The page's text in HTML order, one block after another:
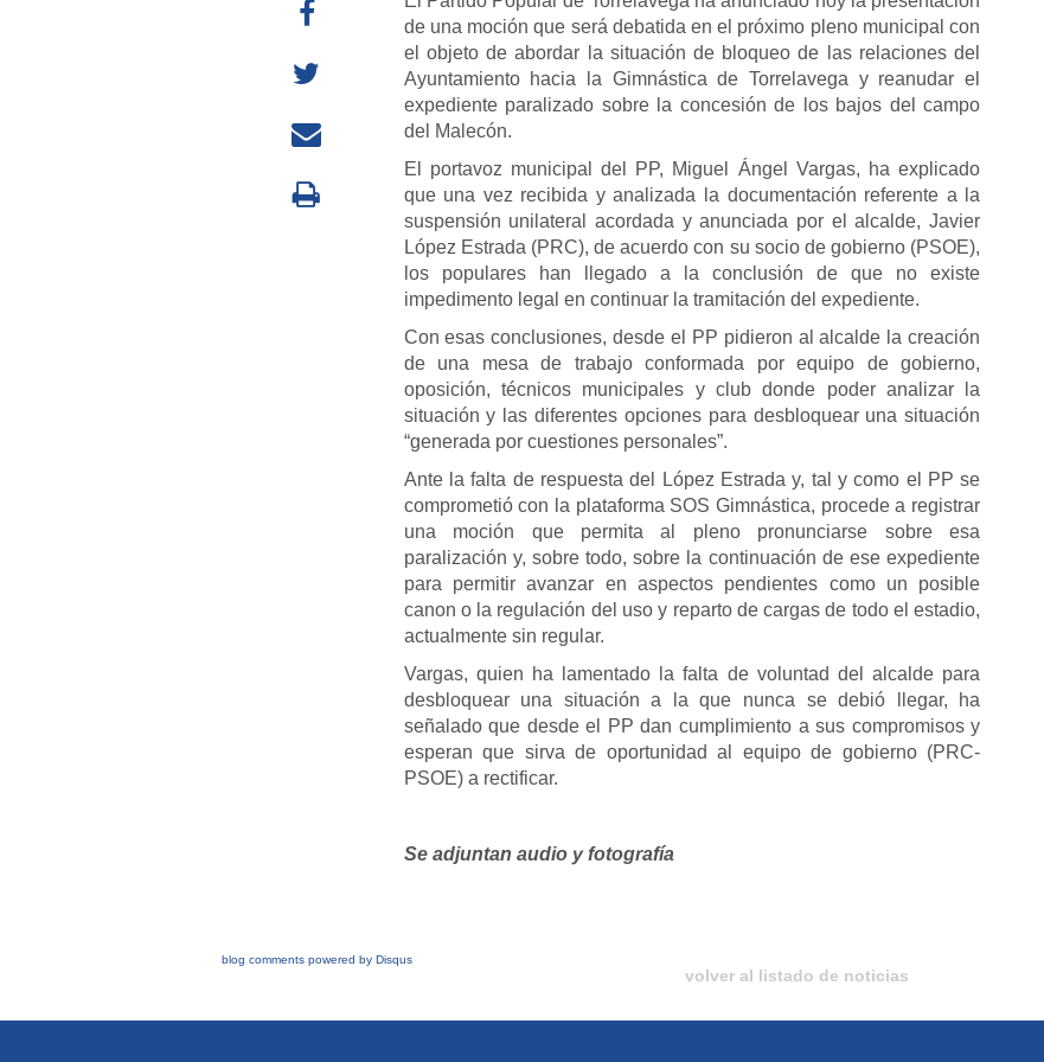
de una moción que será debatida en el próximo pleno municipal con
el objeto de abordar la situación de bloqueo de las relaciones del
Ayuntamiento hacia la Gimnástica de Torrelavega y reanudar el
expediente paralizado sobre la concesión de los bajos del campo
del Malecón.
El portavoz municipal del PP, Miguel Ángel Vargas, ha explicado
que una vez recibida y analizada la documentación referente a la
suspensión unilateral acordada y anunciada por el alcalde, Javier
López Estrada (PRC), de acuerdo con su socio de gobierno (PSOE),
los populares han llegado a la conclusión de que no existe
impedimento legal en continuar la tramitación del expediente.
Con esas conclusiones, desde el PP pidieron al alcalde la creación
de una mesa de trabajo conformada por equipo de gobierno,
oposición, técnicos municipales y club donde poder analizar la
situación y las diferentes opciones para desbloquear una situación
“generada por cuestiones personales”.
Ante la falta de respuesta del López Estrada y, tal y como el PP se
comprometió con la plataforma SOS Gimnástica, procede a registrar
una moción que permita al pleno pronunciarse sobre esa
paralización y, sobre todo, sobre la continuación de ese expediente
para permitir avanzar en aspectos pendientes como un posible
canon o la regulación del uso y reparto de cargas de todo el estadio,
actualmente sin regular.
Vargas, quien ha lamentado la falta de voluntad del alcalde para
desbloquear una situación a la que nunca se debió llegar, ha
señalado que desde el PP dan cumplimiento a sus compromisos y
esperan que sirva de oportunidad al equipo de gobierno (PRC-
PSOE) a rectificar.
Se adjuntan audio y fotografía
blog comments powered by Disqus
volver al listado de noticias